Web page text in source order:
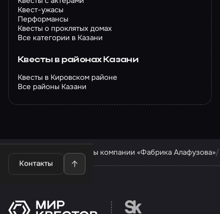
Квест-ужасы
Перформансы
Квесты о проклятых домах
Все категории в Казани
Квесты в районах Казани
Квесты в Кировском районе
Все районы Казани
Контакты
Квесты в Казани Квесты компании «Фабрика Алафузова»
Перейти на сайт